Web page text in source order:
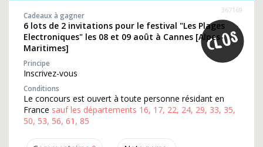
367169
Cadeaux à gagner
6 lots de 2 invitations pour le festival "Les Plages
Electroniques" les 08 et 09 août à Cannes [Alpes-
Maritimes]
Principe
Inscrivez-vous
Conditions
Le concours est ouvert à toute personne résidant en
France sauf les départements 16, 17, 22, 24, 29, 33, 35,
50, 53, 56, 61, 85